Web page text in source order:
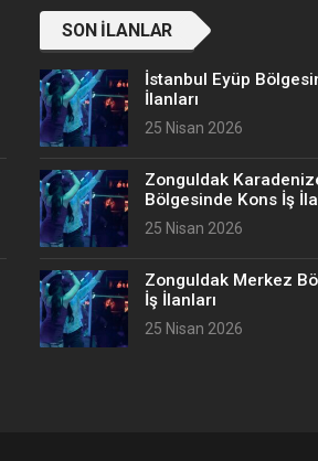
SON İLANLAR
İstanbul Eyüp
İlanları
25 Nisan 2026
Zonguldak
Bölgesinde Kons İş
25 Nisan 2026
Zonguldak Merkez
İş İlanları
25 Nisan 2026